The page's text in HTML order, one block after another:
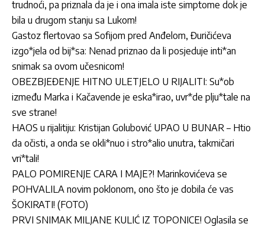
trudnoći, pa priznala da je i ona imala iste simptome dok je
bila u drugom stanju sa Lukom!
Gastoz flertovao sa Sofijom pred Anđelom, Đuričićeva
izgo*jela od bij*sa: Nenad priznao da li posjeduje inti*an
snimak sa ovom učesnicom!
OBEZBJEĐENJE HITNO ULETJELO U RIJALITI: Su*ob
između Marka i Kačavende je eska*irao, uvr*de plju*tale na
sve strane!
HAOS u rijalitiju: Kristijan Golubović UPAO U BUNAR – Htio
da očisti, a onda se okli*nuo i stro*alio unutra, takmičari
vri*tali!
PALO POMIRENJE CARA I MAJE?! Marinkovićeva se
POHVALILA novim poklonom, ono što je dobila će vas
ŠOKIRATI! (FOTO)
PRVI SNIMAK MILJANE KULIĆ IZ TOPONICE! Oglasila se